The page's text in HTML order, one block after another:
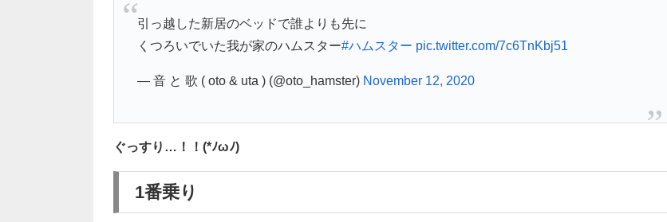
引っ越した新居のベッドで誰よりも先に
くつろいでいた我が家のハムスター#ハムスター pic.twitter.com/7c6TnKbj51
— 音 と 歌 ( oto & uta ) (@oto_hamster) November 12, 2020
ぐっすり…！！(*ﾉωﾉ)
1番乗り